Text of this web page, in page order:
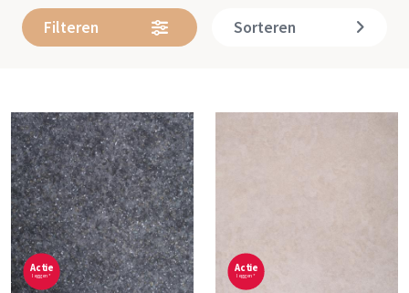
Filteren Sorteren
Actie
leggen*
Actie
leggen*